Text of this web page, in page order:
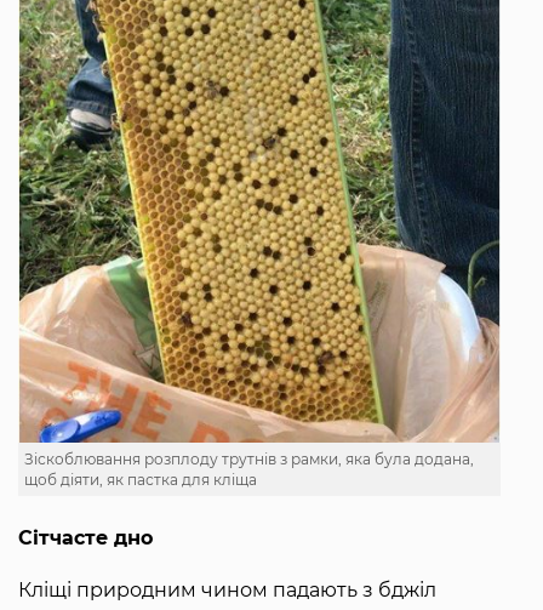
Зіскоблювання розплоду трутнів з рамки, яка була додана,
щоб діяти, як пастка для кліща
Сітчасте дно
Кліщі природним чином падають з бджіл